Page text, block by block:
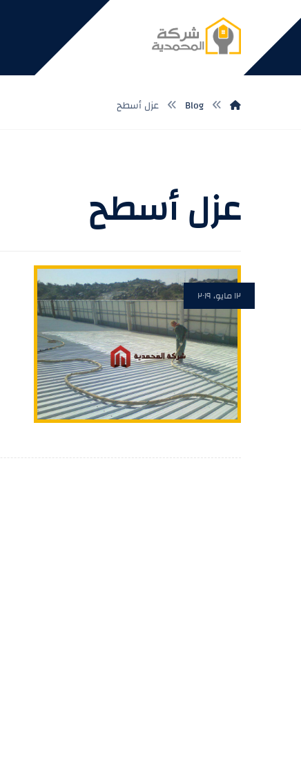
Blog عزل أسطح
عزل أسطح
١٢ مايو، ٢٠١٩